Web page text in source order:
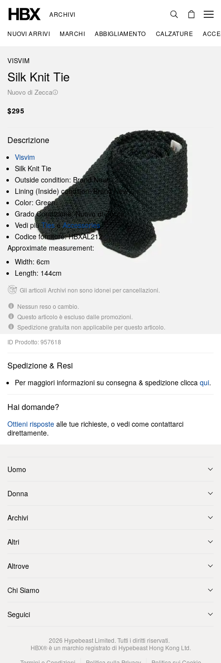
ARCHIVI
NUOVI ARRIVI MARCHI ABBIGLIAMENTO CALZATURE
VISVIM
Silk Knit Tie
Nuovo di Zecca
$295
Descrizione
Visvim
Silk Knit Tie
Outside condition: Brand New
Lining (Inside) condition: Brand New
Color: Green
Grado Condizione: Nuovo di Zecca
Vedi piùTieseAccessories
Codice fornitore: HBXAL212
Approximate measurement:
Width: 6cm
Length: 144cm
Gli articoli Archivi non sono idonei per cancellazioni.
Nessun reso o cambio.
Questo articolo è escluso dalle promozioni.
Spedizione gratuita non applicabile per questo articolo.
ID Prodotto: 957618
Spedizione & Resi
Per maggiori informazioni su consegna & spedizione clicca qui.
Hai domande?
Ottieni risposte alle tue richieste, o vedi come contattarci
direttamente.
Uomo
Donna
Archivi
Altri
Altrove
Chi Siamo
Seguici
2026 Hypebeast Limited. Tutti i diritti riservati.
HBX® è un marchio registrato di Hypebeast Hong Kong Ltd.